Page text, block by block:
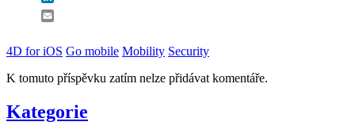
4D for iOS Go mobile Mobility Security
K tomuto příspěvku zatím nelze přidávat komentáře.
Kategorie